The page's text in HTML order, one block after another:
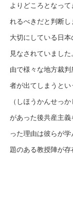
よりどころとなっ
れるべきだと判断
大切にしている日
見なされていまし
由で様々な地方裁
者が出てしまうと
（しほうかんせっ
があった後共産主
った理由は彼らが
題のある教授陣が存